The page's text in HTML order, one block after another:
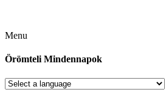
Menu
Örömteli Mindennapok